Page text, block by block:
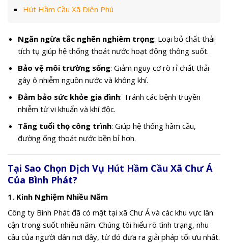
Hút Hầm Cầu Xã Diên Phú
Ngăn ngừa tắc nghẽn nghiêm trọng: Loại bỏ chất thải
tích tụ giúp hệ thống thoát nước hoạt động thông suốt.
Bảo vệ môi trường sống: Giảm nguy cơ rò rỉ chất thải
gây ô nhiễm nguồn nước và không khí.
Đảm bảo sức khỏe gia đình: Tránh các bệnh truyền
nhiễm từ vi khuẩn và khí độc.
Tăng tuổi thọ công trình: Giúp hệ thống hầm cầu,
đường ống thoát nước bền bỉ hơn.
Tại Sao Chọn Dịch Vụ Hút Hầm Cầu Xã Chư Á
Của Bình Phát?
1. Kinh Nghiệm Nhiều Năm
Công ty Bình Phát đã có mặt tại xã Chư Á và các khu vực lân
cận trong suốt nhiều năm. Chúng tôi hiểu rõ tình trạng, nhu
cầu của người dân nơi đây, từ đó đưa ra giải pháp tối ưu nhất.